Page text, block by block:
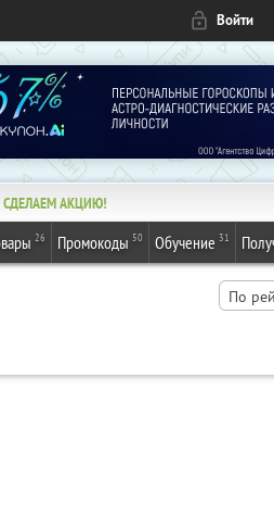
Войти
СДЕЛАЕМ АКЦИЮ!
26 Промокоды 50 Обучение 31
По